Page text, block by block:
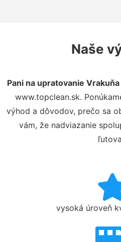
Naše
Pani na upratovanie Vrakuňa
www.topclean.sk.
výhod a dôvodov, prečo sa
vám, že nadviazanie
vysoká úroveň